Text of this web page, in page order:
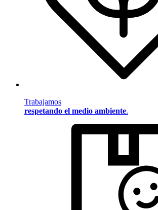
Trabajamos
respetando el medio ambiente.